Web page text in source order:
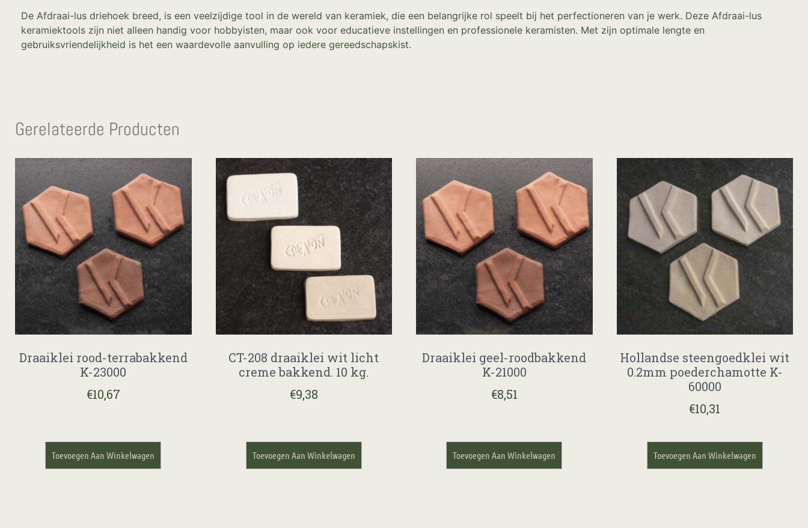
De Afdraai-lus driehoek breed, is een veelzijdige tool in de wereld van keramiek, die een belangrijke rol speelt bij het perfectioneren van je werk. Deze Afdraai-lus
keramiektools zijn niet alleen handig voor hobbyisten, maar ook voor educatieve instellingen en professionele keramisten. Met zijn optimale lengte en
gebruiksvriendelijkheid is het een waardevolle aanvulling op iedere gereedschapskist.
Gerelateerde Producten
Draaiklei rood-terrabakkend
K-23000
€10,67
Toevoegen Aan Winkelwagen
CT-208 draaiklei wit licht
creme bakkend. 10 kg.
€9,38
Toevoegen Aan Winkelwagen
Draaiklei geel-roodbakkend
K-21000
€8,51
Toevoegen Aan Winkelwagen
Hollandse steengoedklei wit
0.2mm poederchamotte K-
60000
€10,31
Toevoegen Aan Winkelwagen